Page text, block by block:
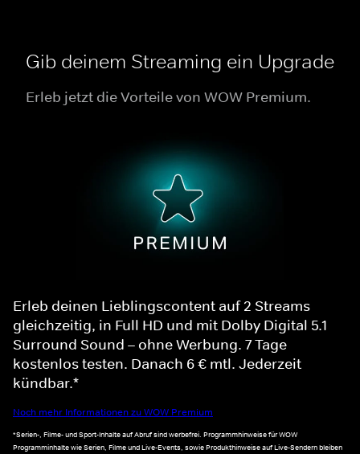
Gib deinem Streaming ein Upgrade
Erleb jetzt die Vorteile von WOW Premium.
Erleb deinen Lieblingscontent auf 2 Streams
gleichzeitig, in Full HD und mit Dolby Digital 5.1
Surround Sound – ohne Werbung. 7 Tage
kostenlos testen. Danach 6 € mtl. Jederzeit
kündbar.*
Noch mehr Informationen zu WOW Premium
*Serien-, Filme- und Sport-Inhalte auf Abruf sind werbefrei. Programmhinweise für WOW
Programminhalte wie Serien, Filme und Live-Events, sowie Produkthinweise auf Live-Sendern bleiben